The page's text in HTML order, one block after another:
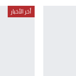
أخر الأخبار